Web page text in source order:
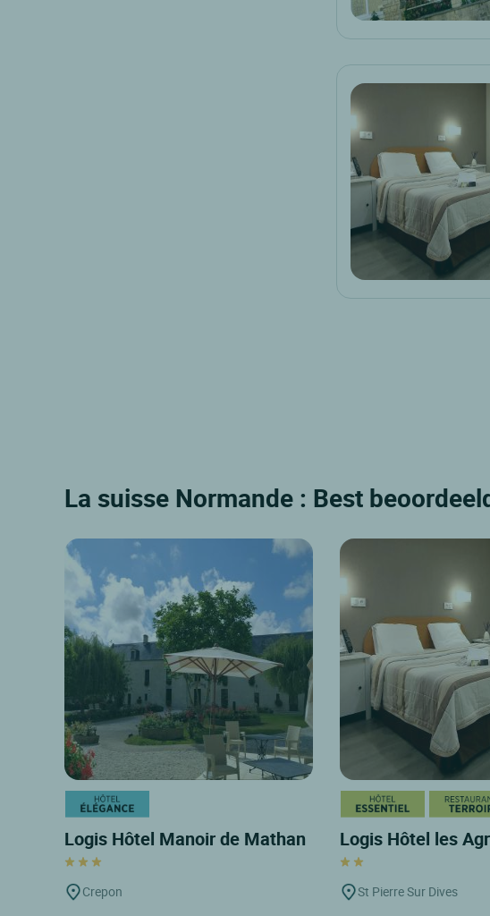
La suisse Normande : Best
Logis Hôtel Manoir de Mathan
Crepon
Logis Hôtel les
St Pierre Sur Dives